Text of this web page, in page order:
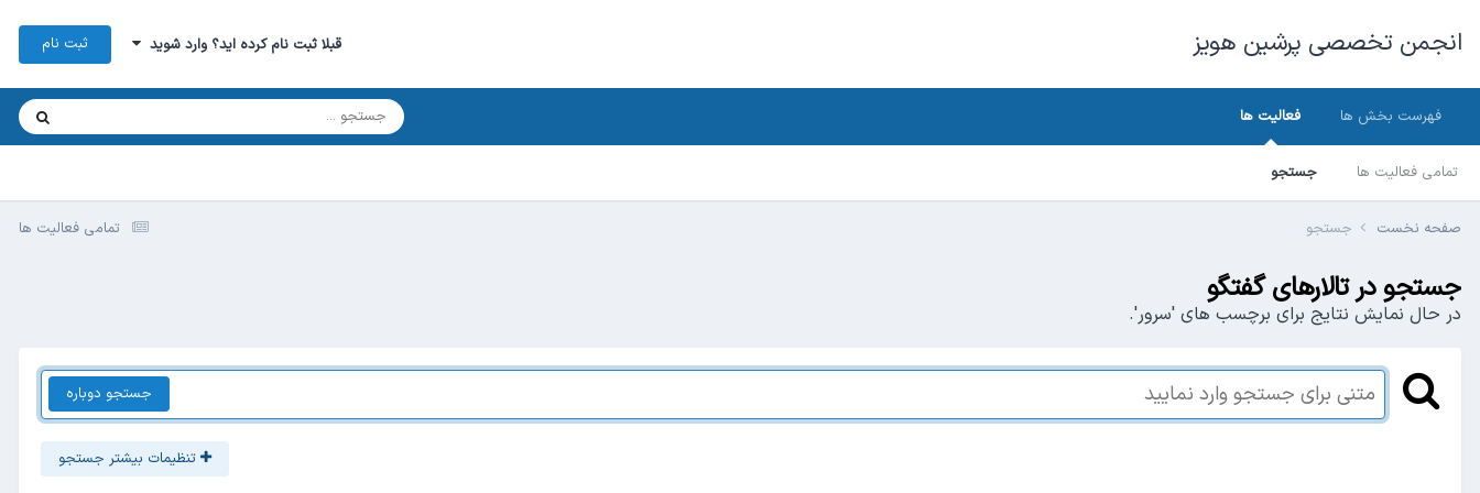
انجمن تخصصی پرشین هویز قبلا ثبت نام کرده اید؟ وارد شوید ثبت نام
فهرست بخش ها فعالیت ها
تمامی فعالیت ها جستجو
تمامی فعالیت ها صفحه نخست جستجو
جستجو در تالارهای گفتگو
در حال نمایش نتایج برای برچسب های 'سرور'.
جستجو دوباره
تنظیمات بیشتر جستجو